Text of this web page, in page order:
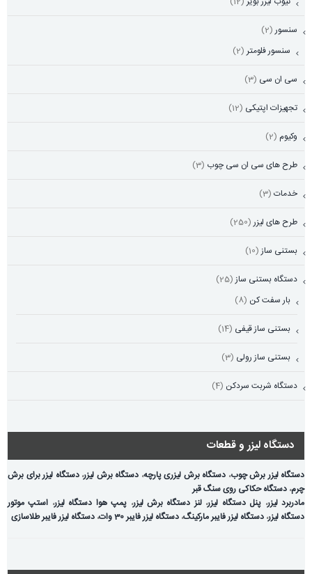
سنسور (2)
سنسور فلومتر (2)
سی ان سی (3)
تجهیزات اپتیکی (12)
وکیوم (2)
طرح های سی ان سی چوب (3)
خدمات (3)
طرح های لیزر (250)
بستنی ساز (10)
دستگاه بستنی ساز (25)
بار سفت کن (8)
بستنی ساز قیفی (14)
بستنی ساز رولی (3)
دستگاه شربت سردکن (4)
دستگاه لیزر و قطعات
دستگاه لیزر برش چوب، دستگاه برش لیزری پارچه، دستگاه برش لیزر،دستگاه لیزر برای برش
چرم، دستگاه حکاکی روی سنگ قبر
مادربرد لیزر، پنل دستگاه لیزر،لنز دستگاه برش لیزر، پمپ هوا دستگاه لیزر، استپ موتور
دستگاه لیزر، دستگاه لیزر فایبر مارکینگ، دستگاه لیزر فایبر 30 وات ، دستگاه لیزر فایبر طلاسازی